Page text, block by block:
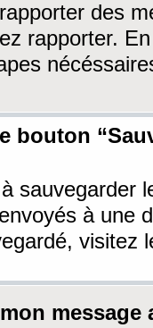
des
rapporter.
bouton
sauvegarder
à une
visitez
message